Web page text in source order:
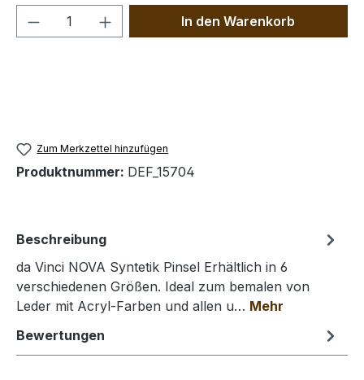
Produkt Anzahl: Gib denIn den Warenkorb
Zum Merkzettel hinzufügen
Produktnummer: DEF_15704
Beschreibung
da Vinci NOVA Syntetik Pinsel Erhältlich in 6
verschiedenen Größen. Ideal zum bemalen von
Leder mit Acryl-Farben und allen u… Mehr
Bewertungen